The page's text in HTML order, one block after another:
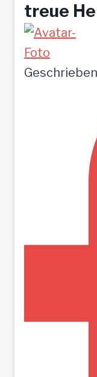
treue